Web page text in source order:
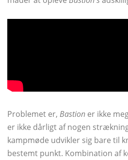
Problemet er, Bastion er ikke
er ikke dårligt af nogen
kampmøde udvikler sig bare til
bestemt punkt. Kombination af